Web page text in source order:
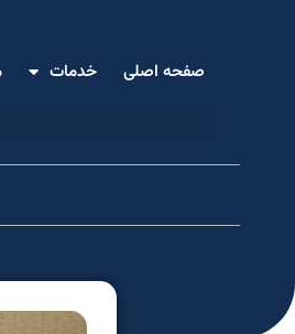
صفحه اصلی خدمات